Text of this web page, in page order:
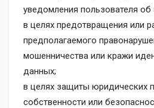
уведомления пользователя об
в целях предотвращения или
предполагаемого
мошенничества или кражи
данных;
в целях защиты юридических
собственности или